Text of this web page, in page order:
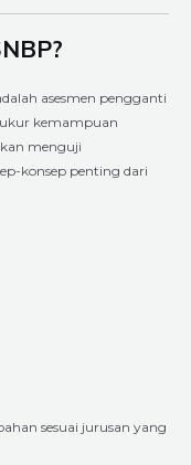
asesmen pengganti
kemampuan
menguji
konsep penting dari
sesuai jurusan yang